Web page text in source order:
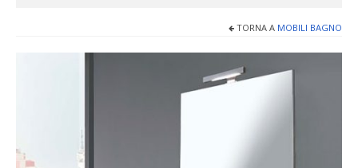
PAVIMENTI
MOSAICI
TORNA A MOBILI BAGNO